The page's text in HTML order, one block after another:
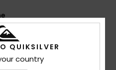
couleur
QUIKSILVER
country